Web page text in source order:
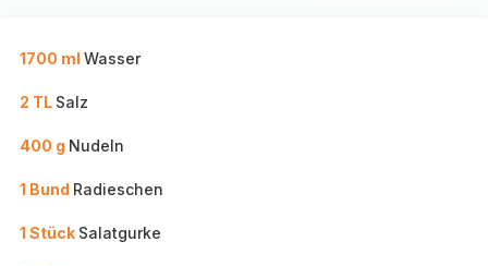
1700 ml Wasser
2 TL Salz
400 g Nudeln
1 Bund Radieschen
1 Stück Salatgurke